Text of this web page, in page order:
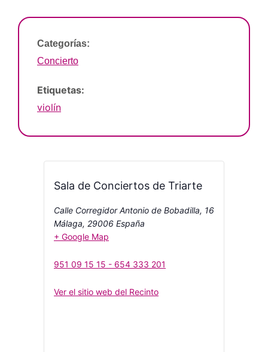
Categorías:
Concierto
Etiquetas:
violín
Sala de Conciertos de Triarte
Calle Corregidor Antonio de Bobadilla, 16
Málaga, 29006 España
+ Google Map
951 09 15 15 - 654 333 201
Ver el sitio web del Recinto